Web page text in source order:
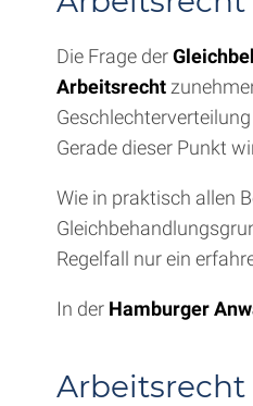
Die Frage der
Arbeitsrecht
Gerade dieser Punkt
Wie in praktisch allen
Regelfall nur ein
In der Hamburger